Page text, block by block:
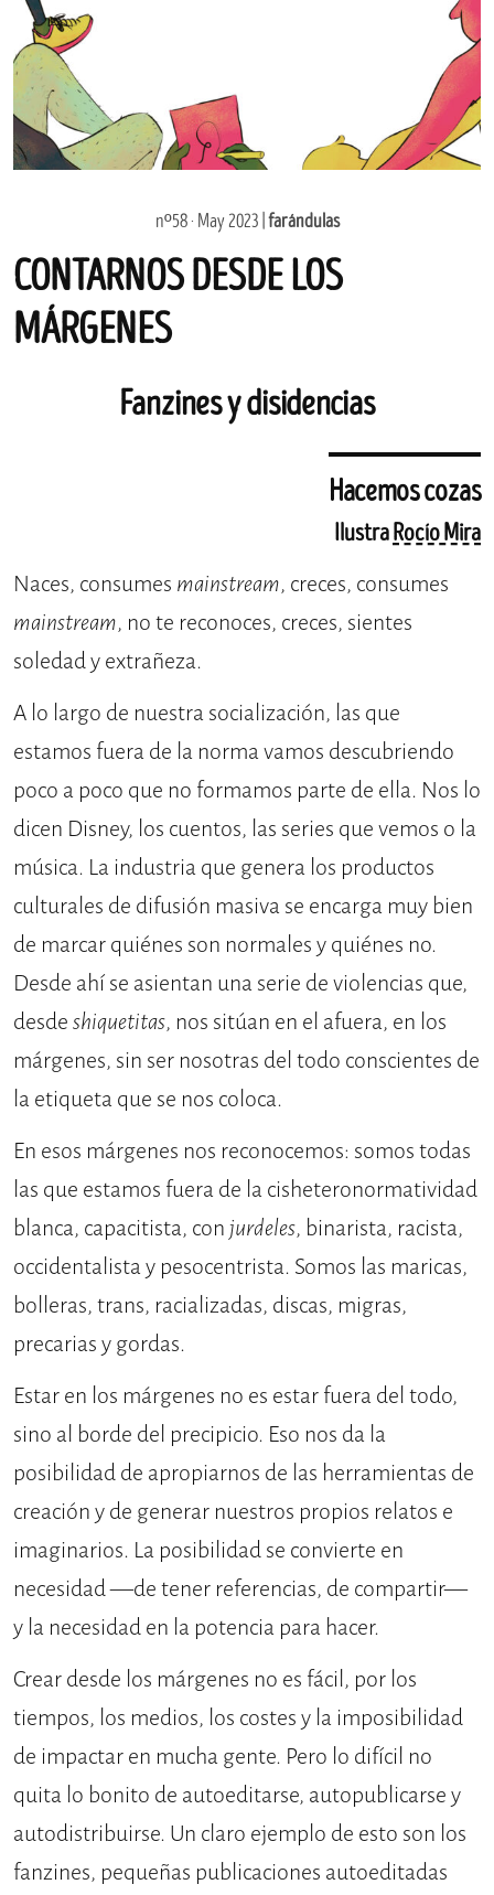
nº58 · May 2023 | farándulas
CONTARNOS DESDE LOS
MÁRGENES
Fanzines y disidencias
Hacemos cozas
IlustraRocío Mira
Naces, consumes mainstream, creces, consumes
mainstream, no te reconoces, creces, sientes
soledad y extrañeza.
A lo largo de nuestra socialización, las que
estamos fuera de la norma vamos descubriendo
poco a poco que no formamos parte de ella. Nos lo
dicen Disney, los cuentos, las series que vemos o la
música. La industria que genera los productos
culturales de difusión masiva se encarga muy bien
de marcar quiénes son normales y quiénes no.
Desde ahí se asientan una serie de violencias que,
desdeshiquetitas, nos sitúan en el afuera, en los
márgenes, sin ser nosotras del todo conscientes de
la etiqueta que se nos coloca.
En esos márgenes nos reconocemos: somos todas
las que estamos fuera de la cisheteronormatividad
blanca, capacitista, conjurdeles, binarista, racista,
occidentalista y pesocentrista. Somos las maricas,
bolleras, trans, racializadas, discas, migras,
precarias y gordas.
Estar en los márgenes no es estar fuera del todo,
sino al borde del precipicio. Eso nos da la
posibilidad de apropiarnos de las herramientas de
creación y de generar nuestros propios relatos e
imaginarios. La posibilidad se convierte en
necesidad —de tener referencias, de compartir—
y la necesidad en la potencia para hacer.
Crear desde los márgenes no es fácil, por los
tiempos, los medios, los costes y la imposibilidad
de impactar en mucha gente. Pero lo difícil no
quita lo bonito de autoeditarse, autopublicarse y
autodistribuirse. Un claro ejemplo de esto son los
fanzines, pequeñas publicaciones autoeditadas